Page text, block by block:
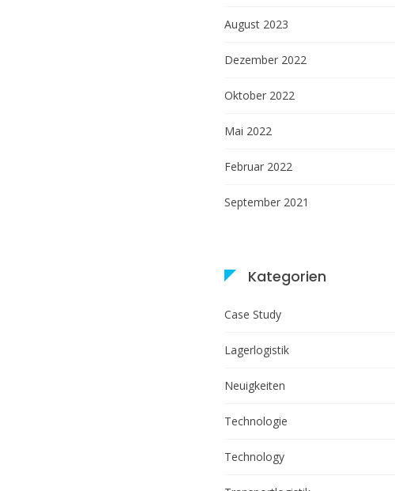
August 2023
Dezember 2022
Oktober 2022
Mai 2022
Februar 2022
September 2021
Kategorien
Case Study
Lagerlogistik
Neuigkeiten
Technologie
Technology